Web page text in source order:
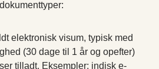
elektronisk visum, typisk med
(30 dage til 1 år og opefter)
tilladt. Eksempler: indisk e-